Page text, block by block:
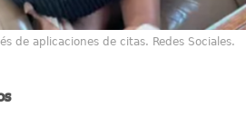
de aplicaciones de citas. Redes Sociales.